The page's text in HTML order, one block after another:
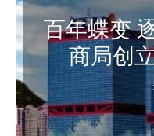
百年蝶变
商局创